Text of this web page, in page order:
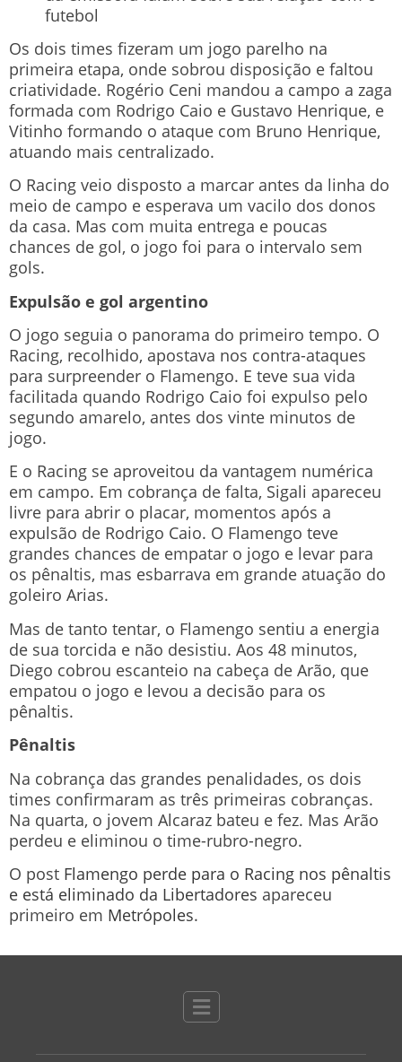
futebol
Os dois times fizeram um jogo parelho na
primeira etapa, onde sobrou disposição e faltou
criatividade. Rogério Ceni mandou a campo a zaga
formada com Rodrigo Caio e Gustavo Henrique, e
Vitinho formando o ataque com Bruno Henrique,
atuando mais centralizado.
O Racing veio disposto a marcar antes da linha do
meio de campo e esperava um vacilo dos donos
da casa. Mas com muita entrega e poucas
chances de gol, o jogo foi para o intervalo sem
gols.
Expulsão e gol argentino
O jogo seguia o panorama do primeiro tempo. O
Racing, recolhido, apostava nos contra-ataques
para surpreender o Flamengo. E teve sua vida
facilitada quando Rodrigo Caio foi expulso pelo
segundo amarelo, antes dos vinte minutos de
jogo.
E o Racing se aproveitou da vantagem numérica
em campo. Em cobrança de falta, Sigali apareceu
livre para abrir o placar, momentos após a
expulsão de Rodrigo Caio. O Flamengo teve
grandes chances de empatar o jogo e levar para
os pênaltis, mas esbarrava em grande atuação do
goleiro Arias.
Mas de tanto tentar, o Flamengo sentiu a energia
de sua torcida e não desistiu. Aos 48 minutos,
Diego cobrou escanteio na cabeça de Arão, que
empatou o jogo e levou a decisão para os
pênaltis.
Pênaltis
Na cobrança das grandes penalidades, os dois
times confirmaram as três primeiras cobranças.
Na quarta, o jovem Alcaraz bateu e fez. Mas Arão
perdeu e eliminou o time-rubro-negro.
O post Flamengo perde para o Racing nos pênaltis
e está eliminado da Libertadores apareceu
primeiro em Metrópoles.